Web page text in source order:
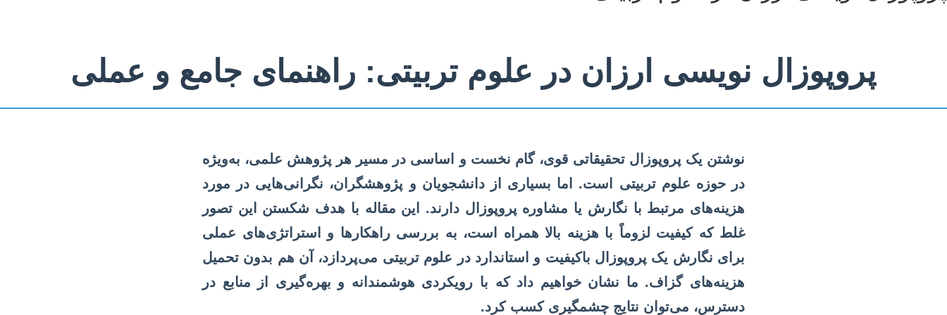
پروپوزال نویسی ارزان در علوم تربیتی: راهنمای جامع و عملی
نوشتن یک پروپوزال تحقیقاتی قوی، گام نخست و اساسی در مسیر هر پژوهش علمی، به‌ویژه
در حوزه علوم تربیتی است. اما بسیاری از دانشجویان و پژوهشگران، نگرانی‌هایی در مورد
هزینه‌های مرتبط با نگارش یا مشاوره پروپوزال دارند. این مقاله با هدف شکستن این تصور
غلط که کیفیت لزوماً با هزینه بالا همراه است، به بررسی راهکارها و استراتژی‌های عملی
برای نگارش یک پروپوزال باکیفیت و استاندارد در علوم تربیتی می‌پردازد، آن هم بدون تحمیل
هزینه‌های گزاف. ما نشان خواهیم داد که با رویکردی هوشمندانه و بهره‌گیری از منابع در
دسترس، می‌توان نتایج چشمگیری کسب کرد.